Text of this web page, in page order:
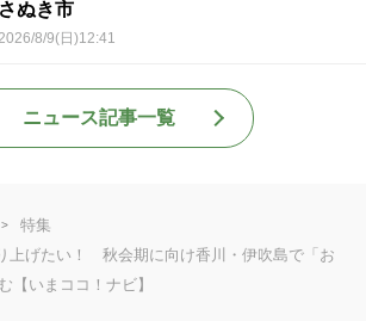
さぬき市
8/9(日)12:41
ニュース記事一覧
特集
上げたい！ 秋会期に向け香川・伊吹島で「お
【いまココ！ナビ】